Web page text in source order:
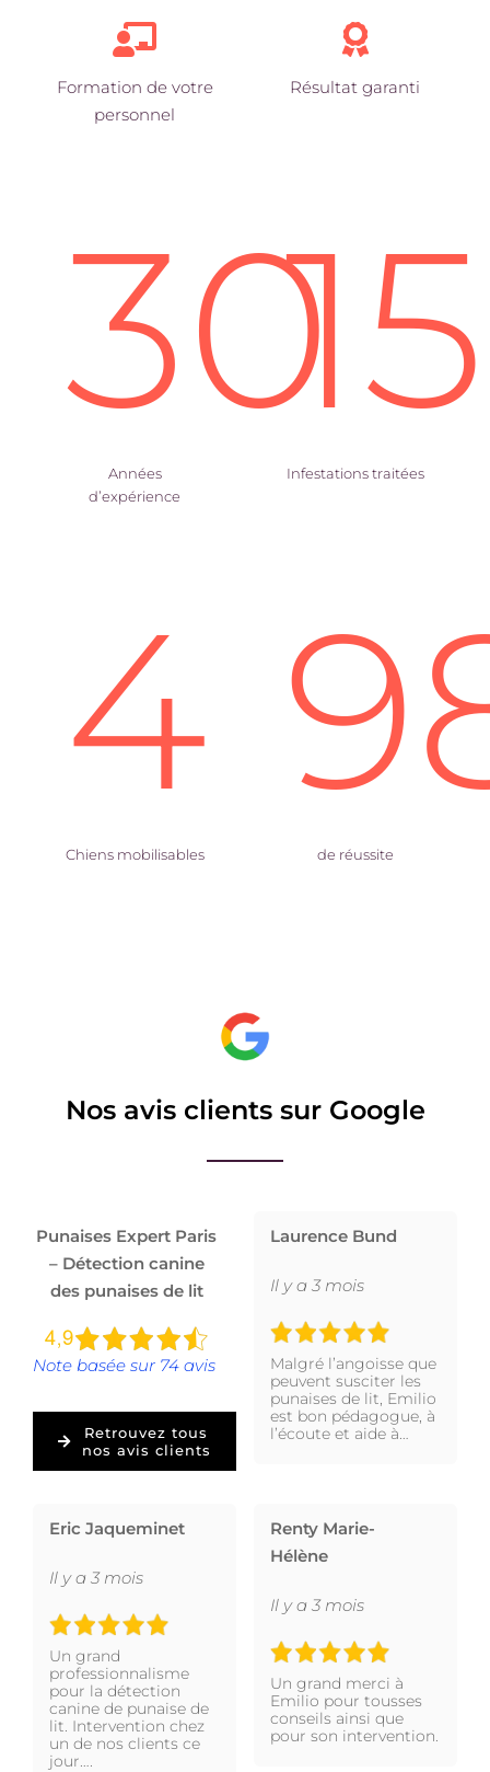
Formation de votre
personnel
Résultat garanti
30
Années
d’expérience
Infestations traitées
4
Chiens mobilisables de réussite
Nos avis clients sur Google
Punaises Expert Paris
– Détection canine
des punaises de lit
Note basée sur 74 avis
Retrouvez tous
nos avis clients
Laurence Bund
Il y a 3 mois
Malgré l’angoisse que
peuvent susciter les
punaises de lit, Emilio
est bon pédagogue, à
l’écoute et aide à…
Eric Jaqueminet
Il y a 3 mois
Un grand
professionnalisme
pour la détection
canine de punaise de
lit. Intervention chez
un de nos clients ce
jour….
Renty Marie-
Hélène
Il y a 3 mois
Un grand merci à
Emilio pour tousses
conseils ainsi que
pour son intervention.